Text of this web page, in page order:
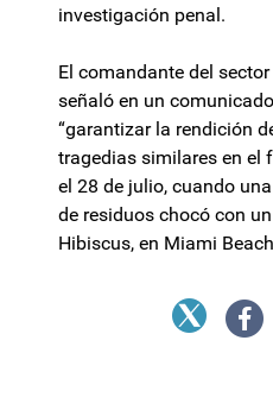
investigación penal.
El comandante del
señaló en un
“garantizar la rendición
tragedias similares en el
el 28 de julio, cuando
de residuos chocó con
Hibiscus, en Miami